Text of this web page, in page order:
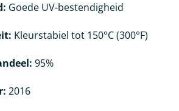
Goede UV-bestendigheid
Kleurstabiel tot 150°C (300°F)
95%
2016